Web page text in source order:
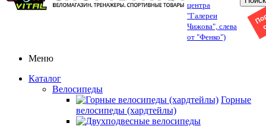
центра
"Галереи
Чижова", слева
от "Фенко")
Меню
Каталог
Велосипеды
Горные
велосипеды (хардтейлы)